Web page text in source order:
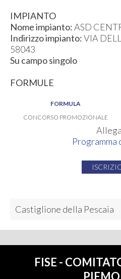
IMPIANTO
Nome impianto:ASD
Indirizzo impianto:VIA
58043
Su campo singolo
FORMULE
FORMULA
CONCORSO PROMOZIONALE
Programma
Castiglione della Pescaia
FISE -